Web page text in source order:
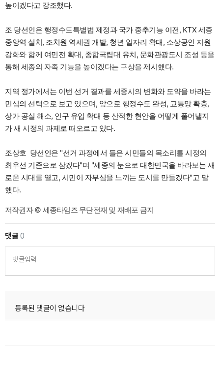
높이겠다고 강조했다.
조 당선인은 행정수도특별법 제정과 국가 중추기능 이전, KTX 세종
중앙역 설치, 조치원 역세권 개발, 청년 일자리 확대, 소상공인 지원
강화와 함께 여민전 확대, 종합국립대 유치, 문화관광도시 조성 등을
통해 세종의 자족 기능을 높이겠다는 구상을 제시했다.
지역 정가에서는 이번 선거 결과를 세종시의 변화와 도약을 바라는
민심의 선택으로 보고 있으며, 앞으로 행정수도 완성, 교통망 확충,
상가 공실 해소, 인구 유입 확대 등 산적한 현안을 어떻게 풀어낼지
가 새 시정의 과제로 떠오르고 있다.
조상호 당선인은 "선거 과정에서 들은 시민들의 목소리를 시정의
최우선 기준으로 삼겠다"며 "세종의 눈으로 대한민국을 바라보는 새
로운 시대를 열고, 시민이 자부심을 느끼는 도시를 만들겠다"고 말
했다.
저작권자 © 세종타임즈 무단전재 및 재배포 금지
댓글0
댓글입력
등록된 댓글이 없습니다